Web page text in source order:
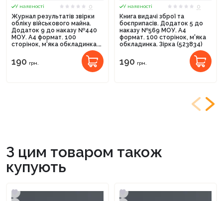
У наявності
0
Журнал результатів звірки
обліку військового майна.
Додаток 9 до наказу №440
МОУ. А4 формат. 100
сторінок, м'яка обкладинка.
190 грн.
У наявності
0
Книга видачі зброї та
боєприпасів. Додаток 5 до
наказу №569 МОУ. А4
формат. 100 сторінок, м'яка
обкладинка. Зірка (523834)
190 грн.
З цим товаром також
купують